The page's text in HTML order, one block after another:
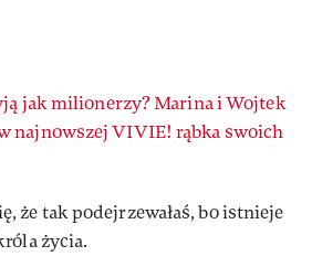
jak milionerzy? Marina i Wojtek
najnowszej VIVIE! rąbka swoich
że tak podejrzewałaś, bo istnieje
życia.